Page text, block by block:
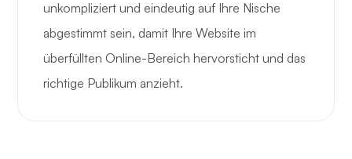
unkompliziert und eindeutig auf Ihre Nische
abgestimmt sein, damit Ihre Website im
überfüllten Online-Bereich hervorsticht und das
richtige Publikum anzieht.